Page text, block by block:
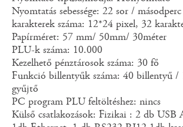
Nyomtatás sebessége: 22 sor /
karakterek száma: 12*24 pixel, 32
Papírméret: 57 mm/ 50mm/ 30méter
PLU-k száma: 10.000
Kezelhető pénztárosok száma: 30 fő
Funkció billentyűk száma: 40 billentyű /
gyűjtő
PC program PLU feltöltéshez: nincs
Külső csatlakozások: Fizikai : 2 db USB